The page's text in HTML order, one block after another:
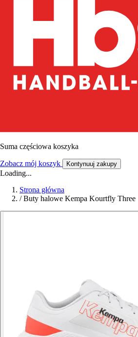
Suma częściowa koszyka
Zobacz mój koszyk Kontynuuj zakupy
Loading...
Strona główna
/ Buty halowe Kempa Kourtfly Three